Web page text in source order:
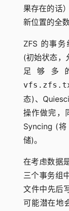
果存在的话
新位置的全数
ZFS 的事
(初始状态，
足够多
态)、
操作做完，
Syncing (
储)。
在考虑数据
三个事务组
文件中先后
可能潜在地